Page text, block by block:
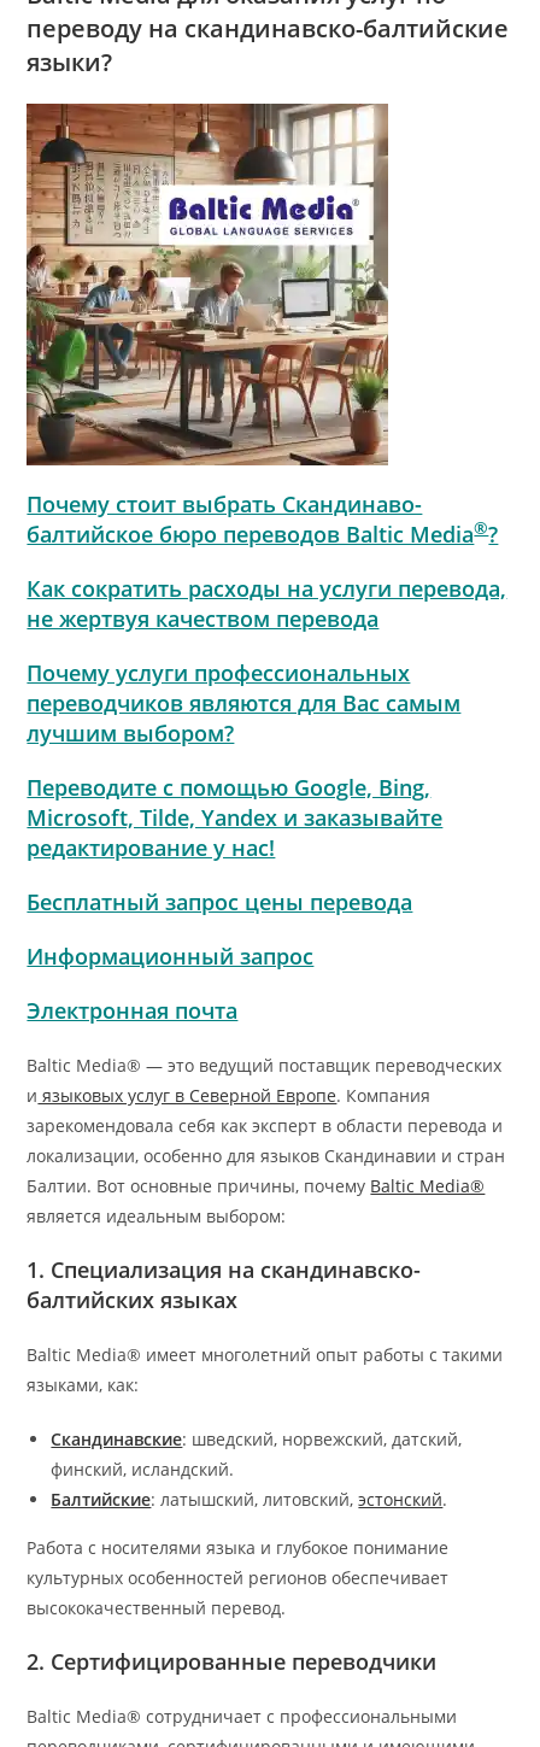
переводу на скандинавско-балтийские
языки?
Почему стоит выбрать Скандинаво-
балтийское бюро переводов Baltic Media®?
Как сократить расходы на услуги перевода,
не жертвуя качеством перевода
Почему услуги профессиональных
переводчиков являются для Вас самым
лучшим выбором?
Переводите с помощью Google, Bing,
Microsoft, Tilde, Yandex и заказывайте
редактирование у нас!
Бесплатный запрос цены перевода
Информационный запрос
Электронная почта
Baltic Media® — это ведущий поставщик переводческих
и языковых услуг в Северной Европе. Компания
зарекомендовала себя как эксперт в области перевода и
локализации, особенно для языков Скандинавии и стран
Балтии. Вот основные причины, почему Baltic Media®
является идеальным выбором:
1. Специализация на скандинавско-
балтийских языках
Baltic Media® имеет многолетний опыт работы с такими
языками, как:
Скандинавские: шведский, норвежский, датский,
финский, исландский.
Балтийские: латышский, литовский,эстонский.
Работа с носителями языка и глубокое понимание
культурных особенностей регионов обеспечивает
высококачественный перевод.
2. Сертифицированные переводчики
Baltic Media® сотрудничает с профессиональными